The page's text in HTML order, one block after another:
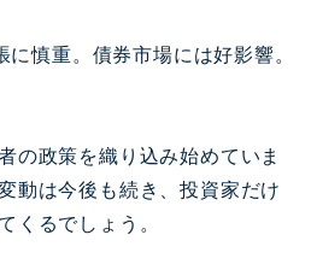
に慎重。債券市場には好影響。
の政策を織り込み始めていま
動は今後も続き、投資家だけ
くるでしょう。